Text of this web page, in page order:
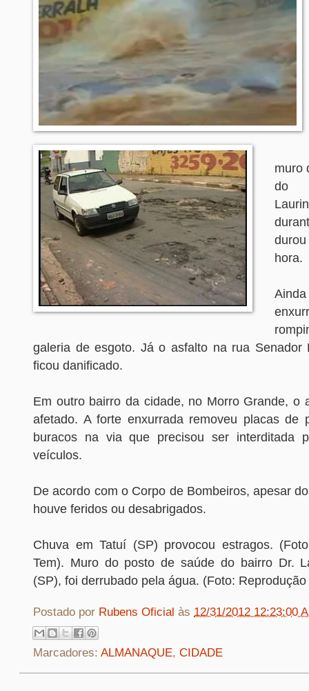
muro
do
hora.
galeria de esgoto. Já o asfalto na rua Senador
ficou danificado.
Em outro bairro da cidade, no Morro Grande, o
afetado. A forte enxurrada removeu placas de
buracos na via que precisou ser interditada
veículos.
De acordo com o Corpo de Bombeiros, apesar
houve feridos ou desabrigados.
Chuva em Tatuí (SP) provocou estragos.
Tem). Muro do posto de saúde do bairro Dr.
(SP), foi derrubado pela água. (Foto: Reprodução
Postado por Rubens Oficial às 12/31/2012 12:23:00
Marcadores: ALMANAQUE, CIDADE